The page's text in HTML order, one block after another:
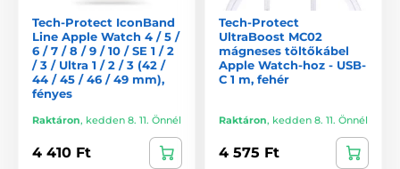
Tech-Protect IconBand
Line Apple Watch 4 / 5 /
6 / 7 / 8 / 9 / 10 / SE 1 / 2
/ 3 / Ultra 1 / 2 / 3 (42 /
44 / 45 / 46 / 49 mm),
fényes
Raktáron, kedden 8. 11. Önnél
4 410 Ft
Tech-Protect
UltraBoost MC02
mágneses töltőkábel
Apple Watch-hoz - USB-
C 1 m, fehér
Raktáron, kedden 8. 11. Önnél
4 575 Ft